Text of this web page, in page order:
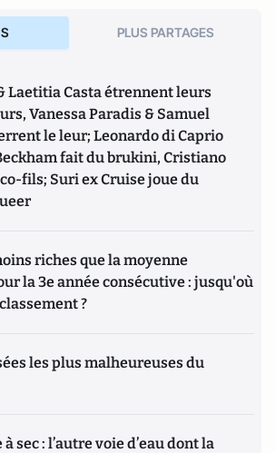
PLUS PARTAGES
Laetitia Casta étrennent leurs
Vanessa Paradis & Samuel
le leur; Leonardo di Caprio
fait du brukini, Cristiano
fils; Suri ex Cruise joue du
riches que la moyenne
la 3e année consécutive : jusqu'où
?
les plus malheureuses du
sec : l’autre voie d’eau dont la